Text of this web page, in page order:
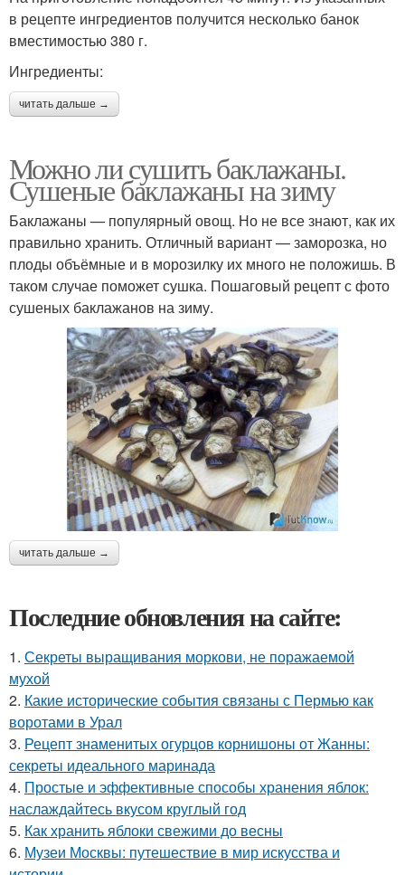
в рецепте ингредиентов получится несколько банок
вместимостью 380 г.
Ингредиенты:
читать дальше →
Можно ли сушить баклажаны.
Сушеные баклажаны на зиму
Баклажаны — популярный овощ. Но не все знают, как их
правильно хранить. Отличный вариант — заморозка, но
плоды объёмные и в морозилку их много не положишь. В
таком случае поможет сушка. Пошаговый рецепт с фото
сушеных баклажанов на зиму.
читать дальше →
Последние обновления на сайте:
1. Секреты выращивания моркови, не поражаемой
мухой
2. Какие исторические события связаны с Пермью как
воротами в Урал
3. Рецепт знаменитых огурцов корнишоны от Жанны:
секреты идеального маринада
4. Простые и эффективные способы хранения яблок:
наслаждайтесь вкусом круглый год
5. Как хранить яблоки свежими до весны
6. Музеи Москвы: путешествие в мир искусства и